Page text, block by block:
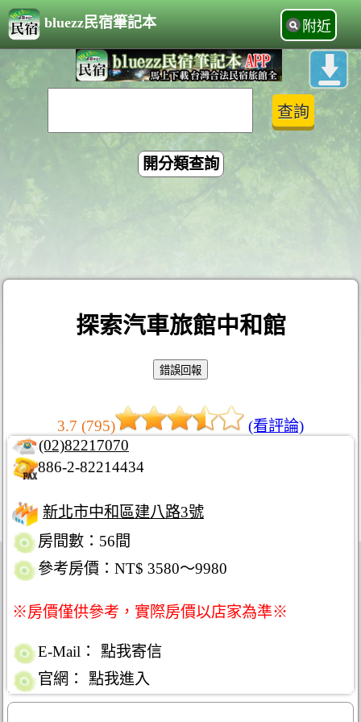
bluezz民宿筆記本 附近
開分類查詢
探索汽車旅館中和館
3.7 (795)
(看評論)
(02)82217070
886-2-82214434
新北市中和區建八路3號
房間數：56間
參考房價：NT$ 3580～9980
※房價僅供參考，實際房價以店家為準※
E-Mail：
點我寄信
官網：
點我進入